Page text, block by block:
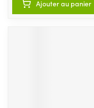
Ajouter au panier